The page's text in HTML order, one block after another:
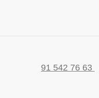
91 542 76 63